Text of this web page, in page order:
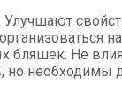
Улучшают
бляшек. Не
но необходимы